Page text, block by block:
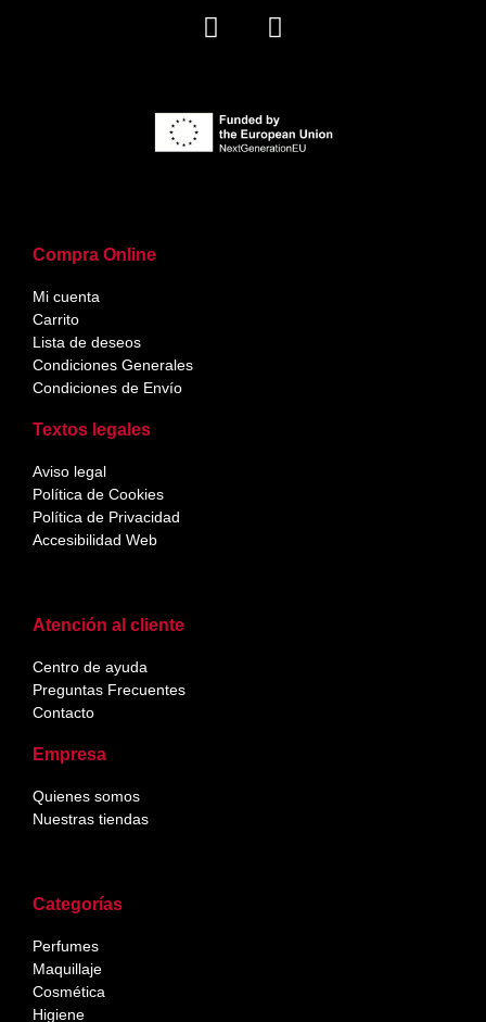
Categorías
Perfumes
Maquillaje
Cosmética
Higiene
Atención al cliente
Centro de ayuda
Preguntas Frecuentes
Contacto
Empresa
Quienes somos
Nuestras tiendas
Compra Online
Mi cuenta
Carrito
Lista de deseos
Condiciones Generales
Condiciones de Envío
Textos legales
Aviso legal
Política de Cookies
Política de Privacidad
Accesibilidad Web